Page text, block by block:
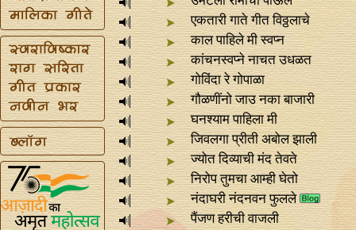
एकतारी गाते गीत विठ्ठलाचे
काल पाहिले मी स्वप्‍न
कांचनस्वप्‍ने नाचत उधळत
गोविंदा रे गोपाळा
गौळणींनो जाउ नका बाजारी
घनश्याम पाहिला मी
जिवलगा प्रीती अबोल झाली
ज्योत दिव्याची मंद तेवते
निरोप तुमचा आम्ही घेतो
नंदाघरी नंदनवन फुलले
पैंजण हरीची वाजली